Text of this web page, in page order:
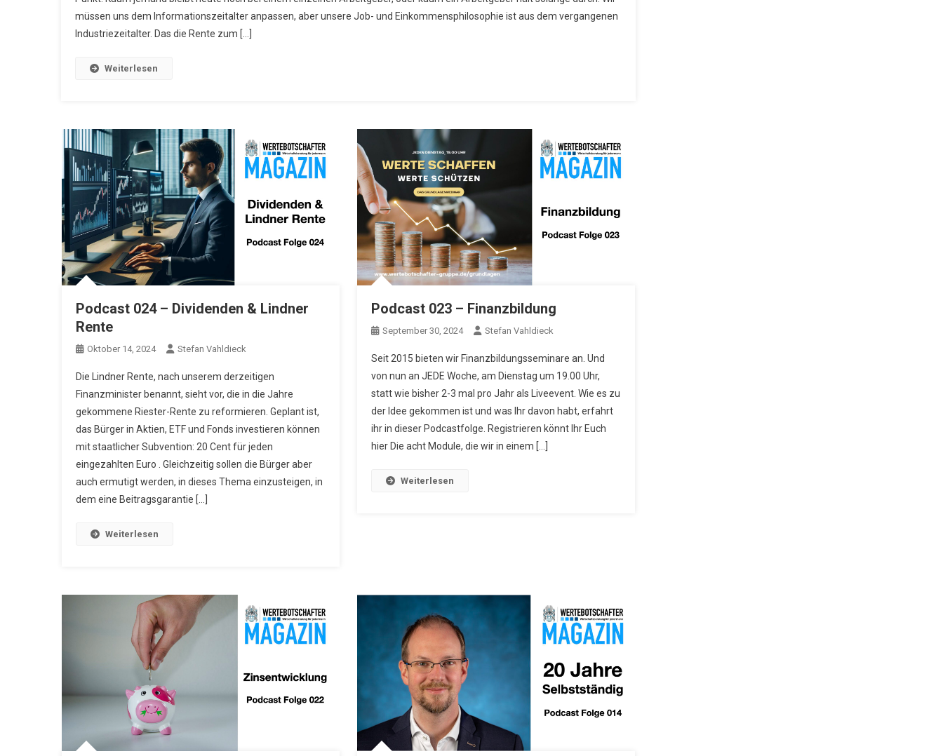
müssen uns dem Informationszeitalter anpassen, aber unsere Job- und Einkommensphilosophie ist aus dem vergangenen
Industriezeitalter. Das die Rente zum […]
Weiterlesen
Podcast 024 – Dividenden & Lindner
Rente
Oktober 14, 2024 Stefan Vahldieck
Die Lindner Rente, nach unserem derzeitigen
Finanzminister benannt, sieht vor, die in die Jahre
gekommene Riester-Rente zu reformieren. Geplant ist,
das Bürger in Aktien, ETF und Fonds investieren können
mit staatlicher Subvention: 20 Cent für jeden
eingezahlten Euro . Gleichzeitig sollen die Bürger aber
auch ermutigt werden, in dieses Thema einzusteigen, in
dem eine Beitragsgarantie […]
Weiterlesen
Podcast 023 – Finanzbildung
September 30, 2024 Stefan Vahldieck
Seit 2015 bieten wir Finanzbildungsseminare an. Und
von nun an JEDE Woche, am Dienstag um 19.00 Uhr,
statt wie bisher 2-3 mal pro Jahr als Liveevent. Wie es zu
der Idee gekommen ist und was Ihr davon habt, erfahrt
ihr in dieser Podcastfolge. Registrieren könnt Ihr Euch
hier Die acht Module, die wir in einem […]
Weiterlesen